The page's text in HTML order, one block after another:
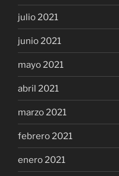
julio 2021
junio 2021
mayo 2021
abril 2021
marzo 2021
febrero 2021
enero 2021